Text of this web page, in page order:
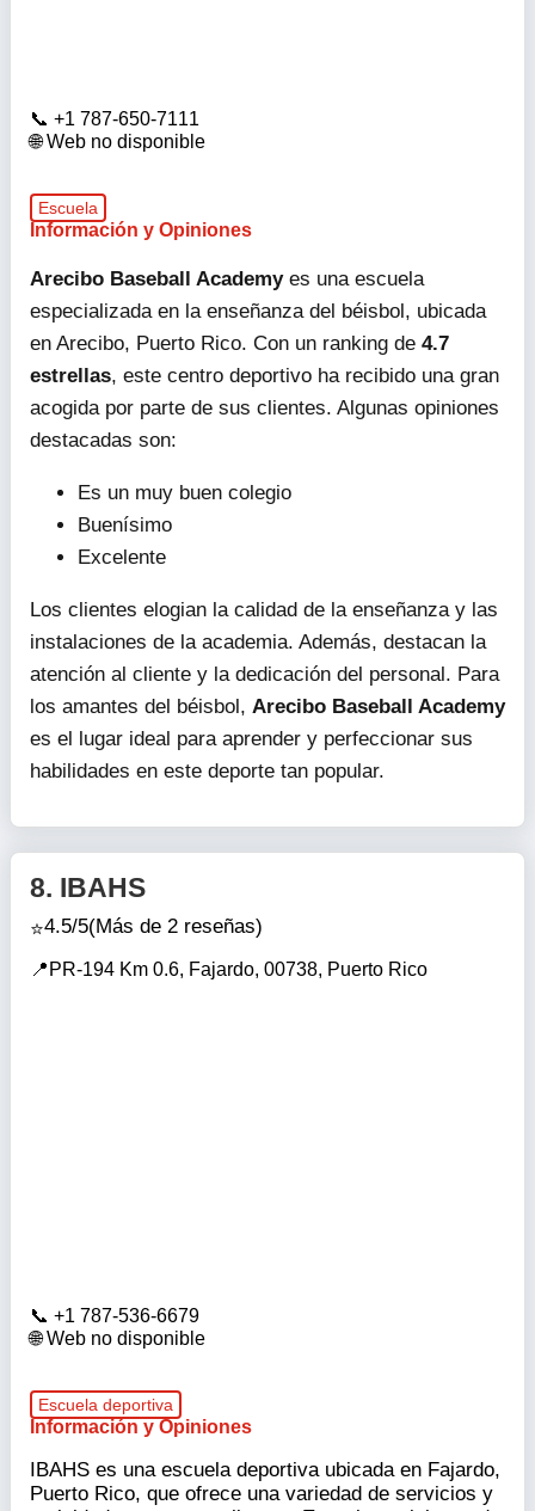
+1 787-650-7111
Web no disponible
Escuela
Información y Opiniones
Arecibo Baseball Academyes una escuela
especializada en la enseñanza del béisbol, ubicada
en Arecibo, Puerto Rico. Con un ranking de 4.7
estrellas, este centro deportivo ha recibido una gran
acogida por parte de sus clientes. Algunas opiniones
destacadas son:
Es un muy buen colegio
Buenísimo
Excelente
Los clientes elogian la calidad de la enseñanza y las
instalaciones de la academia. Además, destacan la
atención al cliente y la dedicación del personal. Para
los amantes del béisbol, Arecibo Baseball Academy
es el lugar ideal para aprender y perfeccionar sus
habilidades en este deporte tan popular.
+1 787-536-6679
Web no disponible
8. IBAHS
4.5/5(Más de 2 reseñas)
PR-194 Km 0.6, Fajardo, 00738, Puerto Rico
Escuela deportiva
Información y Opiniones
IBAHS es una escuela deportiva ubicada en Fajardo,
Puerto Rico, que ofrece una variedad de servicios y